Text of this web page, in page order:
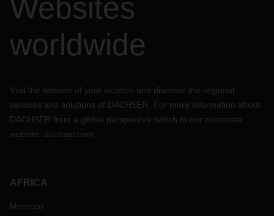
Websites
worldwide
Visit the website of your location and discover the regional
services and solutions of DACHSER. For more information about
DACHSER from a global perspective switch to our corporate
website: dachser.com
AFRICA
Morocco